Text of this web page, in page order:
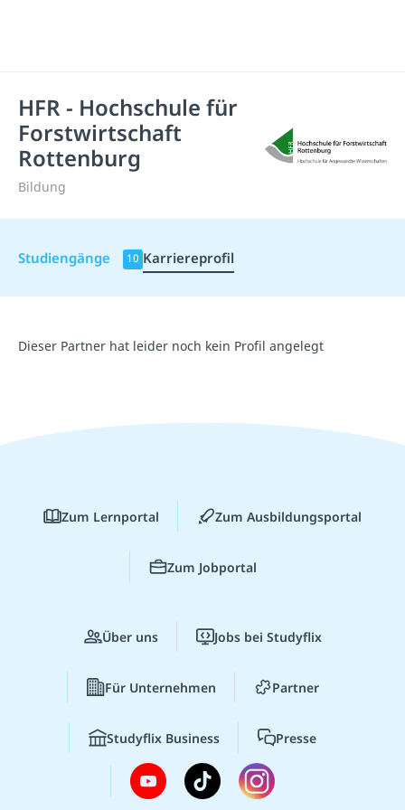
HFR - Hochschule für
Forstwirtschaft
Rottenburg
Bildung
Studiengänge 10 Karriereprofil
Dieser Partner hat leider noch kein Profil angelegt
Zum Lernportal Zum Ausbildungsportal
Zum Jobportal
Über uns Jobs bei Studyflix
Für Unternehmen Partner
Studyflix Business Presse